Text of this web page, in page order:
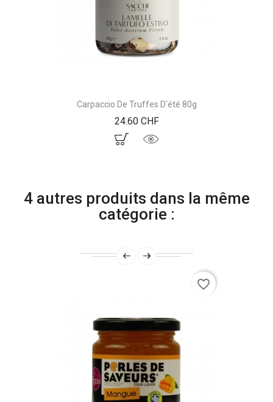
Carpaccio De Truffes D'été 80g
24.60 CHFPrix
4 autres produits dans la même
catégorie :
favorite_border